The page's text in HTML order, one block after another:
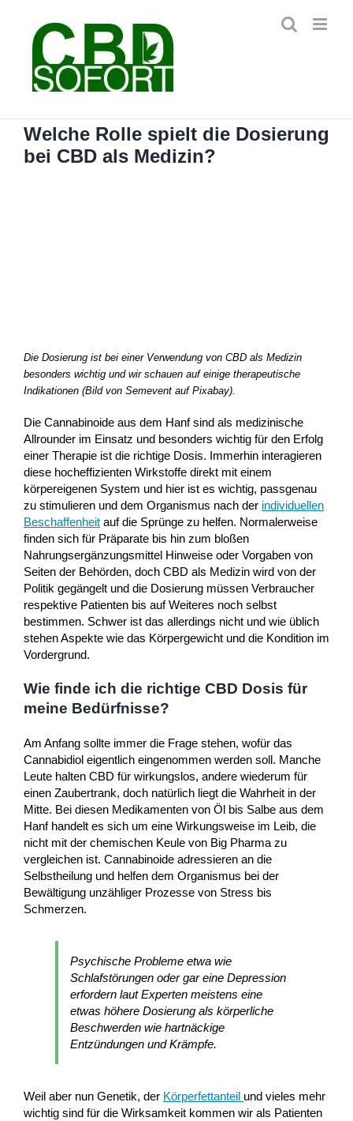
springen
Welche Rolle spielt die Dosierung
bei CBD als Medizin?
Die Dosierung ist bei einer Verwendung von CBD als Medizin
besonders wichtig und wir schauen auf einige therapeutische
Indikationen (Bild von Semevent auf Pixabay).
Die Cannabinoide aus dem Hanf sind als medizinische
Allrounder im Einsatz und besonders wichtig für den Erfolg
einer Therapie ist die richtige Dosis. Immerhin interagieren
diese hocheffizienten Wirkstoffe direkt mit einem
körpereigenen System und hier ist es wichtig, passgenau
zu stimulieren und dem Organismus nach der individuellen
Beschaffenheit auf die Sprünge zu helfen. Normalerweise
finden sich für Präparate bis hin zum bloßen
Nahrungsergänzungsmittel Hinweise oder Vorgaben von
Seiten der Behörden, doch CBD als Medizin wird von der
Politik gegängelt und die Dosierung müssen Verbraucher
respektive Patienten bis auf Weiteres noch selbst
bestimmen. Schwer ist das allerdings nicht und wie üblich
stehen Aspekte wie das Körpergewicht und die Kondition im
Vordergrund.
Wie finde ich die richtige CBD Dosis für
meine Bedürfnisse?
Am Anfang sollte immer die Frage stehen, wofür das
Cannabidiol eigentlich eingenommen werden soll. Manche
Leute halten CBD für wirkungslos, andere wiederum für
einen Zaubertrank, doch natürlich liegt die Wahrheit in der
Mitte. Bei diesen Medikamenten von Öl bis Salbe aus dem
Hanf handelt es sich um eine Wirkungsweise im Leib, die
nicht mit der chemischen Keule von Big Pharma zu
vergleichen ist. Cannabinoide adressieren an die
Selbstheilung und helfen dem Organismus bei der
Bewältigung unzähliger Prozesse von Stress bis
Schmerzen.
Psychische Probleme etwa wie
Schlafstörungen oder gar eine Depression
erfordern laut Experten meistens eine
etwas höhere Dosierung als körperliche
Beschwerden wie hartnäckige
Entzündungen und Krämpfe.
Weil aber nun Genetik, der Körperfettanteil und vieles mehr
wichtig sind für die Wirksamkeit kommen wir als Patienten